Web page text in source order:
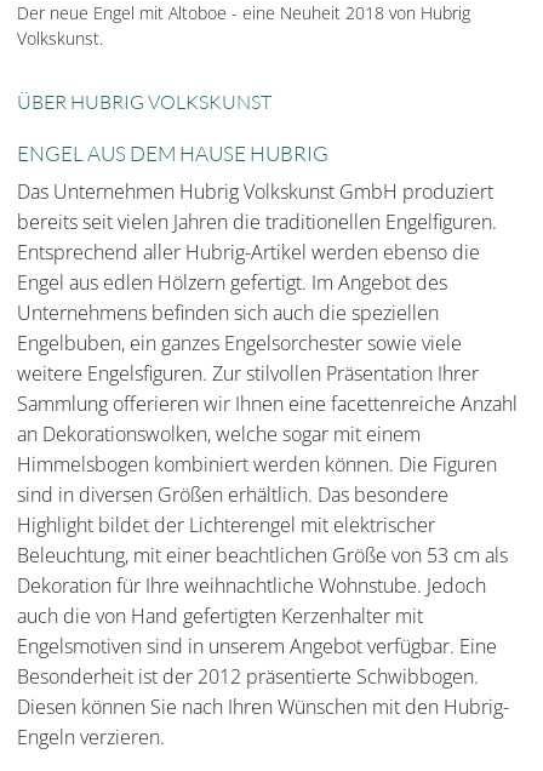
Der neue Engel mit Altoboe - eine Neuheit 2018 von Hubrig
Volkskunst.
ÜBER HUBRIG VOLKSKUNST
ENGEL AUS DEM HAUSE HUBRIG
Das Unternehmen Hubrig Volkskunst GmbH produziert
bereits seit vielen Jahren die traditionellen Engelfiguren.
Entsprechend aller Hubrig-Artikel werden ebenso die
Engel aus edlen Hölzern gefertigt. Im Angebot des
Unternehmens befinden sich auch die speziellen
Engelbuben, ein ganzes Engelsorchester sowie viele
weitere Engelsfiguren. Zur stilvollen Präsentation Ihrer
Sammlung offerieren wir Ihnen eine facettenreiche Anzahl
an Dekorationswolken, welche sogar mit einem
Himmelsbogen kombiniert werden können. Die Figuren
sind in diversen Größen erhältlich. Das besondere
Highlight bildet der Lichterengel mit elektrischer
Beleuchtung, mit einer beachtlichen Größe von 53 cm als
Dekoration für Ihre weihnachtliche Wohnstube. Jedoch
auch die von Hand gefertigten Kerzenhalter mit
Engelsmotiven sind in unserem Angebot verfügbar. Eine
Besonderheit ist der 2012 präsentierte Schwibbogen.
Diesen können Sie nach Ihren Wünschen mit den Hubrig-
Engeln verzieren.